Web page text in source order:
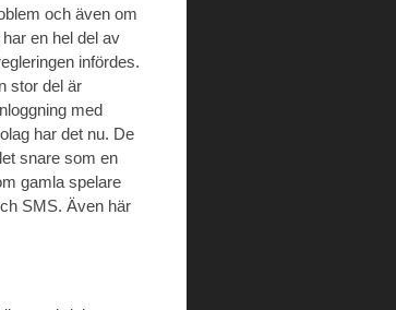
och även om
en hel del av
infördes.
stor del är
med
har det nu. De
snare som en
gamla spelare
SMS. Även här